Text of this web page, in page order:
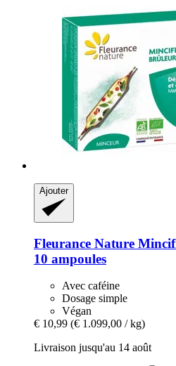
Ajouter
Fleurance Nature
10 ampoules
Avec caféine
Dosage simple
Végan
€ 10,99 (€ 1.099,00 / kg)
Livraison jusqu'au 14 août